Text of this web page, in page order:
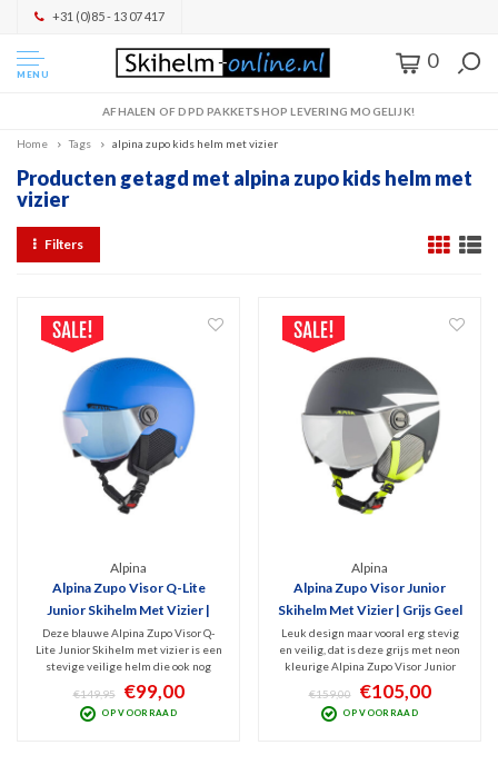
+31 (0)85 - 13 07 417
MENU
0
AFHALEN OF DPD PAKKETSHOP LEVERING MOGELIJK!
Home Tags alpina zupo kids helm met vizier
Producten getagd met alpina zupo kids helm met
vizier
Filters
Alpina
Alpina Zupo Visor Q-Lite
Junior Skihelm Met Vizier |
Blauw
Deze blauwe Alpina Zupo Visor Q-
Lite Junior Skihelm met vizier is een
stevige veilige helm die ook nog
leuk is vormgegeven. Het geklungel
met een losse skibril is dankzij het
vizier voorgoed verleden tijd.
€149,95 €99,00
OP VOORRAAD
Alpina
Alpina Zupo Visor Junior
Skihelm Met Vizier | Grijs Geel
Leuk design maar vooral erg stevig
en veilig, dat is deze grijs met neon
kleurige Alpina Zupo Visor Junior
Skihelm. Het geklungel met een
losse skibril is dankzij deze fijne
vizierhelm voorgoed verleden tijd.
€159,00 €105,00
OP VOORRAAD